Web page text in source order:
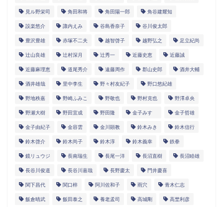
見ル野栄司 角田和将 角田陽一郎 角谷建耀知
設楽悠介 諏内えみ 谷島香奈子 谷川俊太郎
豊沢豊雄 赤塚不二夫 越智啓子 越野弘之 足立紀尚
辻山良雄 辻村深月 辻秀一 近藤史恵 近藤誠
近藤麻理恵 道尾秀介 遠藤周作 郡山史郎 酒井大輔
酒井雄哉 里中李生 野々村友紀子 野口悠紀雄
野地秩嘉 野崎ふみこ 野敬也 野村克也 野澤卓央
野瀬大樹 野田宜成 野田隆 金子みすゞ 金子哲雄
金子由紀子 金容雲 金川顕教 鈴木みき 鈴木信行
鈴木啓介 鈴木尚子 鈴木淳 鈴木義幸 鉄拳
鏡リュウジ 長南瑞生 長尾一洋 長沼直樹 長沼睦雄
長谷川俊道 長谷川嘉哉 長野慶太 門井慶喜
関下昌代 関口梓 阿川佐和子 雨穴 青木仁志
飯倉晴武 飯田泰之 養老孟司 高城剛 高埜利彦